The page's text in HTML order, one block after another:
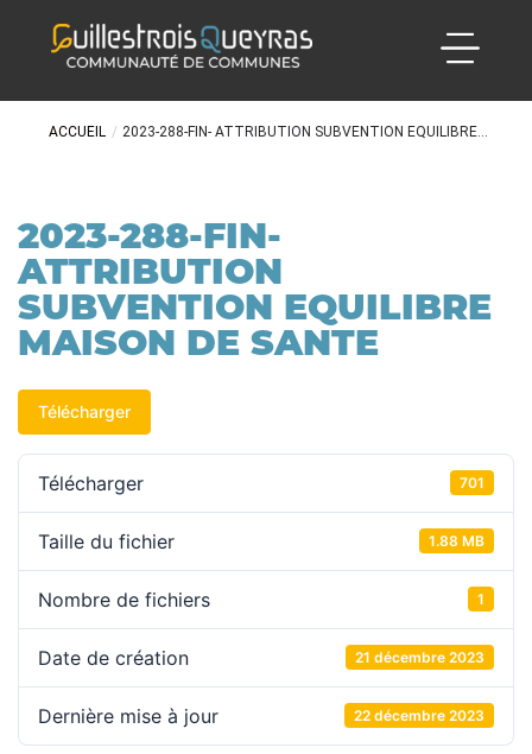
ACCUEIL / 2023-288-FIN- ATTRIBUTION SUBVENTION EQUILIBRE...
2023-288-FIN-
ATTRIBUTION
SUBVENTION EQUILIBRE
MAISON DE SANTE
Télécharger
Télécharger 701
Taille du fichier 1.88 MB
Nombre de fichiers 1
Date de création 21 décembre 2023
Dernière mise à jour 22 décembre 2023